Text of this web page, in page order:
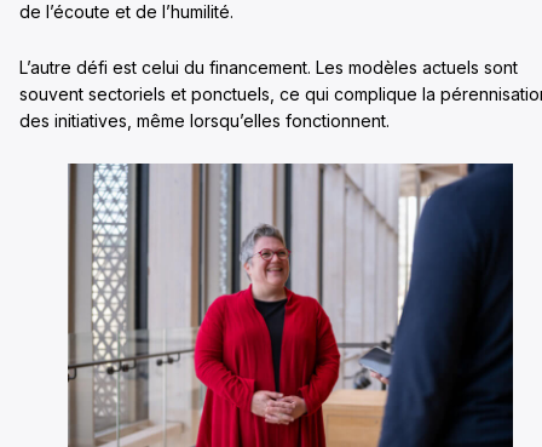
de l’écoute et de l’humilité.
L’autre défi est celui du financement. Les modèles actuels sont
souvent sectoriels et ponctuels, ce qui complique la
des initiatives, même lorsqu’elles fonctionnent.